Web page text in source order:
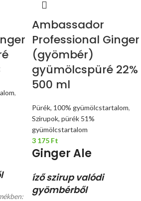
,
Ambassador
Professional Ginger
(gyömbér)
gyümölcspüré 22%
500 ml
Pürék, 100% gyümölcstartalom,
Szirupok, pürék 51%
gyümölcstartalom
3 175 Ft
Ginger Ale
íző szirup valódi
gyömbérből